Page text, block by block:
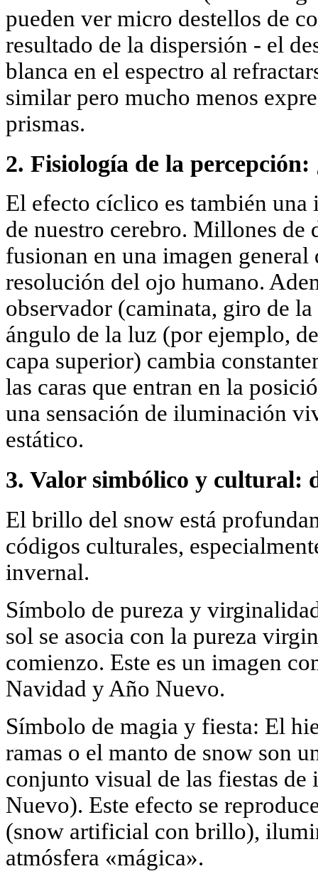
pueden ver micro destellos de
resultado de la dispersión - el
blanca en el espectro al
similar pero mucho menos
prismas.
2. Fisiología de la percepción:
El efecto cíclico es también
de nuestro cerebro. Millones de
fusionan en una imagen
resolución del ojo humano.
observador (caminata, giro de
ángulo de la luz (por ejemplo,
capa superior) cambia
las caras que entran en la
una sensación de iluminación
estático.
3. Valor simbólico y cultural:
El brillo del snow está
códigos culturales,
invernal.
Símbolo de pureza y
sol se asocia con la pureza
comienzo. Este es un imagen
Navidad y Año Nuevo.
Símbolo de magia y fiesta: El
ramas o el manto de snow son
conjunto visual de las fiestas
Nuevo). Este efecto se
(snow artificial con brillo),
atmósfera «mágica».